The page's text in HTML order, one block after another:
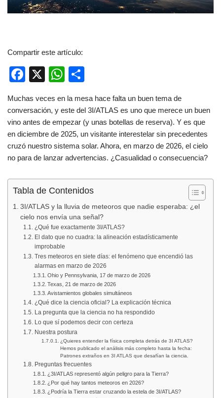
Compartir este artículo:
F
c
e
b
o
k
X
W
at
s
A
p
m
p
ar
tir
Muchas veces en la mesa hace falta un buen tema de
conversación, y este del 3I/ATLAS es uno que merece un buen
vino antes de empezar (y unas botellas de reserva). Y es que
en diciembre de 2025, un visitante interestelar sin precedentes
cruzó nuestro sistema solar. Ahora, en marzo de 2026, el cielo
no para de lanzar advertencias. ¿Casualidad o consecuencia?
Tabla de Contenidos
3I/ATLAS y la lluvia de meteoros que nadie esperaba: ¿el
cielo nos envía una señal?
¿Qué fue exactamente 3I/ATLAS?
El dato que no cuadra: la alineación estadísticamente
improbable
Tres meteoros en siete días: el fenómeno que encendió las
alarmas en marzo de 2026
Ohio y Pennsylvania, 17 de marzo de 2026
Texas, 21 de marzo de 2026
Avistamientos globales simultáneos
¿Qué dice la ciencia oficial? La explicación técnica
La pregunta que la ciencia no ha respondido
Lo que sí podemos decir con certeza
Nuestra postura
¿Quieres entender la física completa detrás de 3I ATLAS?
Hemos publicado el análisis más completo hasta la fecha:
Patrones extraños en 3I ATLAS que desafían la ciencia.
Preguntas frecuentes
¿3I/ATLAS representó algún peligro para la Tierra?
¿Por qué hay tantos meteoros en 2026?
¿Podría la Tierra estar cruzando la estela de 3I/ATLAS?